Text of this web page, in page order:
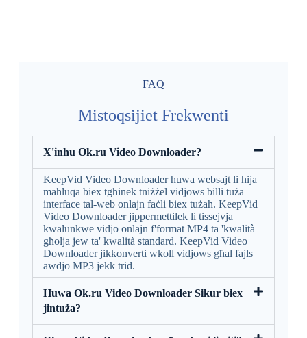
FAQ
Mistoqsijiet Frekwenti
X'inhu Ok.ru Video Downloader?
KeepVid Video Downloader huwa websajt li hija
maħluqa biex tgħinek tniżżel vidjows billi tuża
interface tal-web onlajn faċli biex tużah. KeepVid
Video Downloader jippermettilek li tissejvja
kwalunkwe vidjo onlajn f'format MP4 ta 'kwalità
għolja jew ta' kwalità standard. KeepVid Video
Downloader jikkonverti wkoll vidjows għal fajls
awdjo MP3 jekk trid.
Huwa Ok.ru Video Downloader Sikur biex
jintuża?